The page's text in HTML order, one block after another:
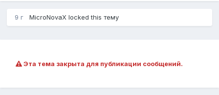
9 г MicroNovaX locked this тему
Эта тема закрыта для публикации сообщений.